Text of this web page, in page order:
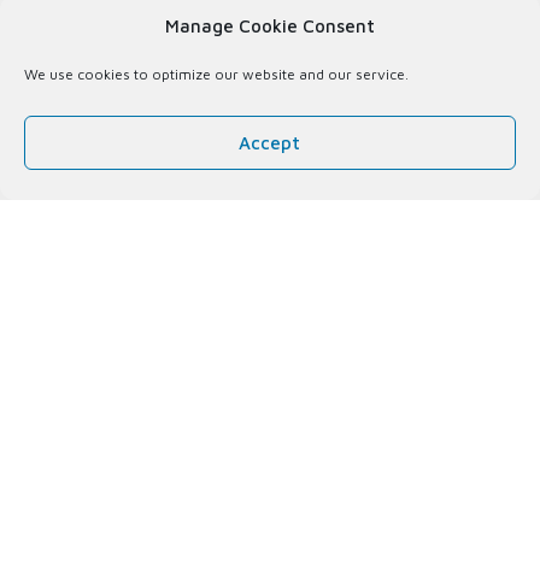
Manage Cookie Consent
We use cookies to optimize our website and our service.
Accept
EN SAVOIR PLUS